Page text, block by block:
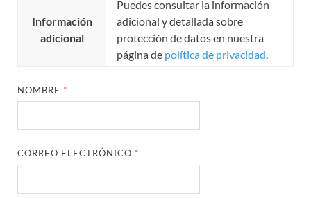
Información
adicional
Puedes consultar la información
adicional y detallada sobre
protección de datos en nuestra
página de política de privacidad
NOMBRE *
CORREO ELECTRÓNICO *